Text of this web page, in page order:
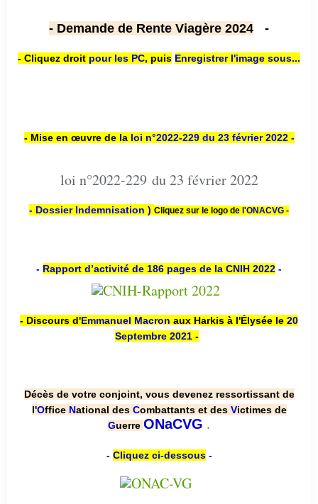
- Demande de Rente Viagère 2024 -
- Cliquez droit pour les PC, puis Enregistrer l'image sous...
- Mise en œuvre de la loi n°2022-229 du 23 février 2022 -
loi n°2022-229 du 23 février 2022
- Dossier Indemnisation ) Cliquez sur le logo de l'ONACVG -
- Rapport d’activité de 186 pages de la CNIH 2022 -
- Discours d'Emmanuel Macron aux Harkis à l'Élysée le 20
Septembre 2021 -
Décès de votre conjoint, vous devenez ressortissant de
l'Office National des Combattants et des Victimes de
Guerre ONaCVG .
- Cliquez ci-dessous-